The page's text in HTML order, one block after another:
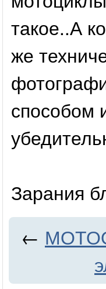
такое..А
же
способом
Зарания
←